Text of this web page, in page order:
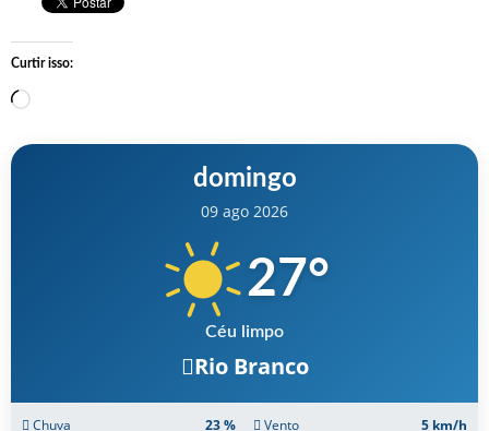
Curtir isso:
Carregando…
domingo
09 ago 2026
27°
Céu limpo
Rio Branco
Chuva 23 % Vento 5 km/h